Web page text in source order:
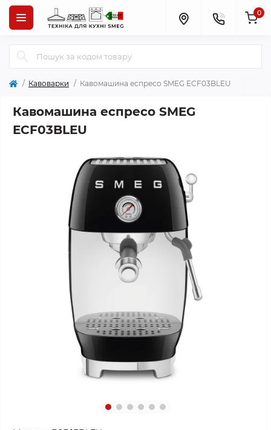
0
Кавоварки Кавомашина еспресо SMEG ECF03BLEU
Кавомашина еспресо SMEG
ECF03BLEU